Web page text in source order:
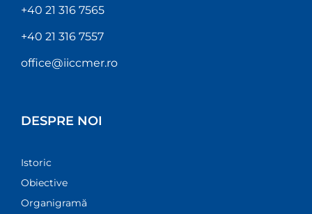
+40 21 316 7565
+40 21 316 7557
office@iiccmer.ro
DESPRE NOI
Istoric
Obiective
Organigramă